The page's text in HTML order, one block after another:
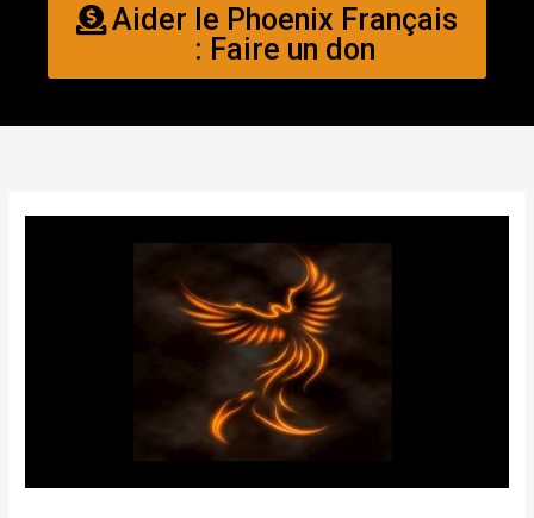
Aider le Phoenix Français
: Faire un don